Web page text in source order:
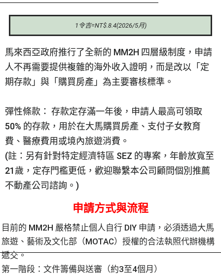
1令吉=NT$.8.4(2026/5月)
馬來西亞政府推行了全新的 MM2H 四層級制度，申請
人不再需要提供複雜的海外收入證明，而是改以「定
期存款」與「購買房產」為主要審核標準。
彈性條款： 存款定存滿一年後，申請人最高可領取
50% 的存款，用於在大馬購買房產、支付子女教育
費、醫療費用或境內旅遊消費。
(註：另有針對特定經濟特區 SEZ 的專案，年齡放寬至
21歲，定存門檻更低，歡迎聯繫本公司顧問個別推薦
不動產公司諮詢。)
申請方式與流程
目前的 MM2H 嚴格禁止個人自行 DIY 申請，必須透過大馬
旅遊、藝術及文化部（MOTAC）授權的合法執照代辦機構
遞交。
第一階段：文件籌備與送審（約3至4個月）